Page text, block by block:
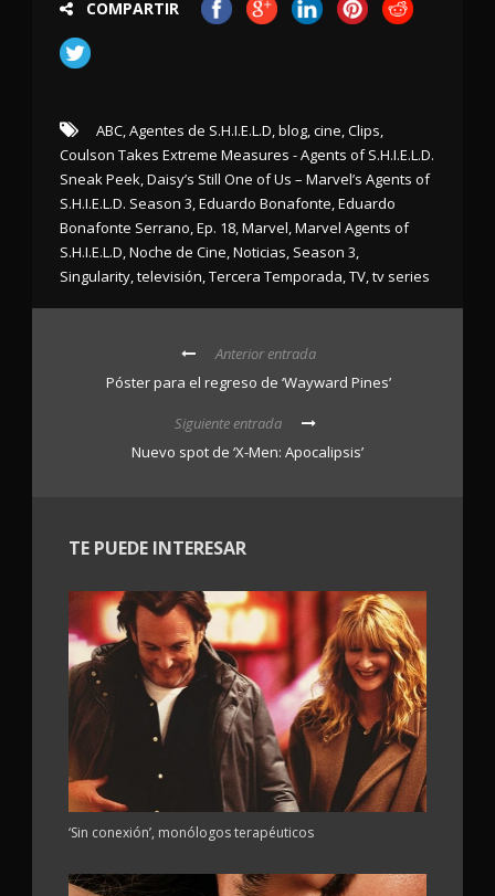
COMPARTIR
ABC,Agentes de S.H.I.E.L.D,blog,cine,Clips,
Coulson Takes Extreme Measures - Agents of S.H.I.E.L.D.
Sneak Peek,Daisy’s Still One of Us – Marvel’s Agents of
S.H.I.E.L.D. Season 3,Eduardo Bonafonte,Eduardo
Bonafonte Serrano,Ep. 18,Marvel,Marvel Agents of
S.H.I.E.L.D,Noche de Cine,Noticias, Season 3,
Singularity,televisión,Tercera Temporada,TV,tv series
Anterior entrada
Póster para el regreso de ‘Wayward Pines’
Siguiente entrada
Nuevo spot de ‘X-Men: Apocalipsis’
TE PUEDE INTERESAR
‘Sin conexión’, monólogos terapéuticos